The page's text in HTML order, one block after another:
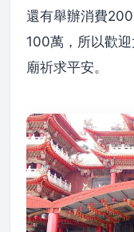
還有舉辦消費
100萬，所以歡
廟祈求平安。